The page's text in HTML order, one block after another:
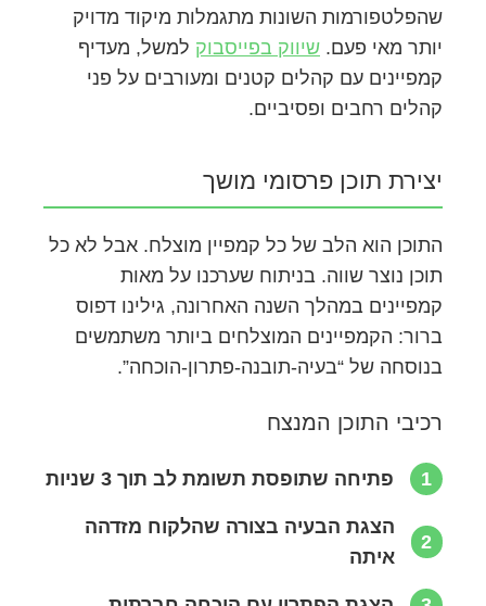
שהפלטפורמות השונות מתגמלות מיקוד מדויק
יותר מאי פעם. שיווק בפייסבוק למשל, מעדיף
קמפיינים עם קהלים קטנים ומעורבים על פני
קהלים רחבים ופסיביים.
יצירת תוכן פרסומי מושך
התוכן הוא הלב של כל קמפיין מוצלח. אבל לא כל
תוכן נוצר שווה. בניתוח שערכנו על מאות
קמפיינים במהלך השנה האחרונה, גילינו דפוס
ברור: הקמפיינים המוצלחים ביותר משתמשים
בנוסחה של “בעיה-תובנה-פתרון-הוכחה”.
רכיבי התוכן המנצח
1 פתיחה שתופסת תשומת לב תוך 3 שניות
2
הצגת הבעיה בצורה שהלקוח מזדהה
איתה